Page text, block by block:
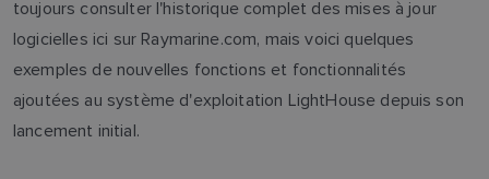
toujours consulter l'historique complet des mises à jour
logicielles ici sur Raymarine.com, mais voici quelques
exemples de nouvelles fonctions et fonctionnalités
ajoutées au système d'exploitation LightHouse depuis son
lancement initial.